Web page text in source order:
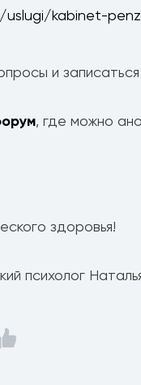
uslugi/kabinet-
и
, где можно
здоровья!
психолог